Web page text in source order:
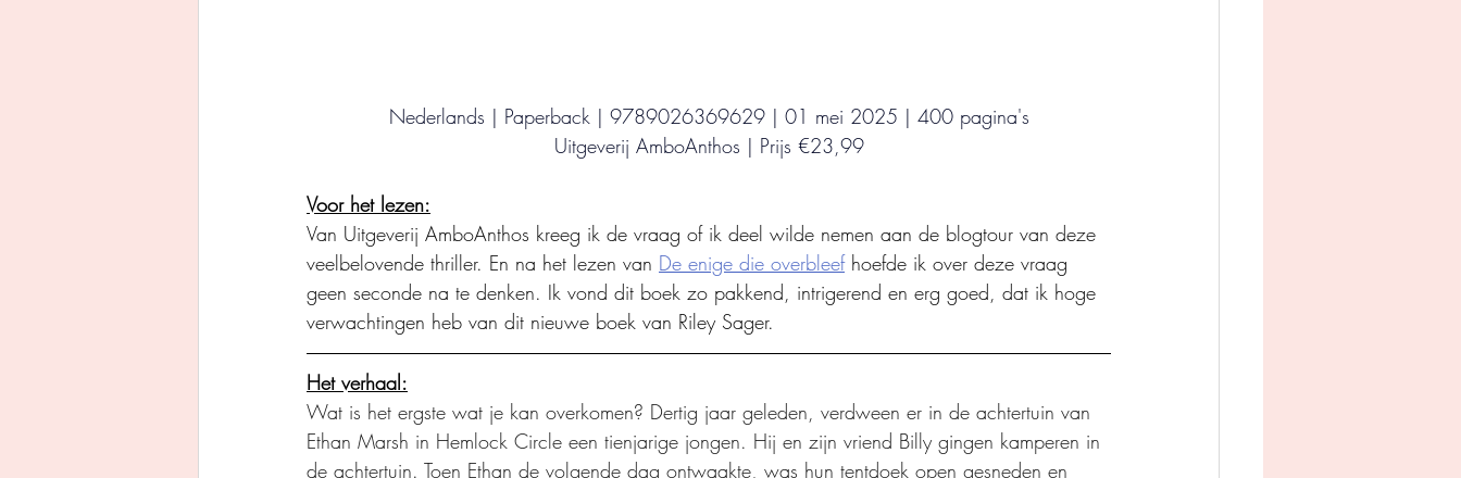
Nederlands | Paperback | 9789026369629 | 01 mei 2025 | 400 pagina's
Uitgeverij AmboAnthos | Prijs €23,99
Voor het lezen:
Van Uitgeverij AmboAnthos kreeg ik de vraag of ik deel wilde nemen aan de blogtour van deze
veelbelovende thriller. En na het lezen van De enige die overbleef hoefde ik over deze vraag
geen seconde na te denken. Ik vond dit boek zo pakkend, intrigerend en erg goed, dat ik hoge
verwachtingen heb van dit nieuwe boek van Riley Sager.
Het verhaal:
Wat is het ergste wat je kan overkomen? Dertig jaar geleden, verdween er in de achtertuin van
Ethan Marsh in Hemlock Circle een tienjarige jongen. Hij en zijn vriend Billy gingen kamperen in
de achtertuin. Toen Ethan de volgende dag ontwaakte, was hun tentdoek open gesneden en